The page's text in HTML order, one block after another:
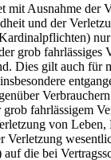
mit Ausnahme der
und der
grob fahrlässiges
Dies gilt auch für
fahrlässigem
von
Verletzung
die bei